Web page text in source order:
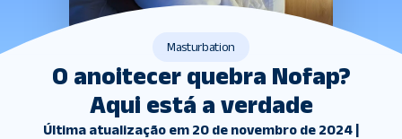
Masturbation
O anoitecer quebra Nofap?
Aqui está a verdade
Última atualização em 20 de novembro de 2024 |